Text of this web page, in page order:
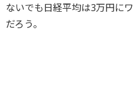
ないでも日経平均は3万円に
だろう。